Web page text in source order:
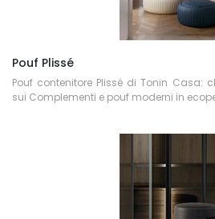
Pouf Plissé
Pouf contenitore Plissé di Tonin Casa:
sui Complementi e pouf moderni in